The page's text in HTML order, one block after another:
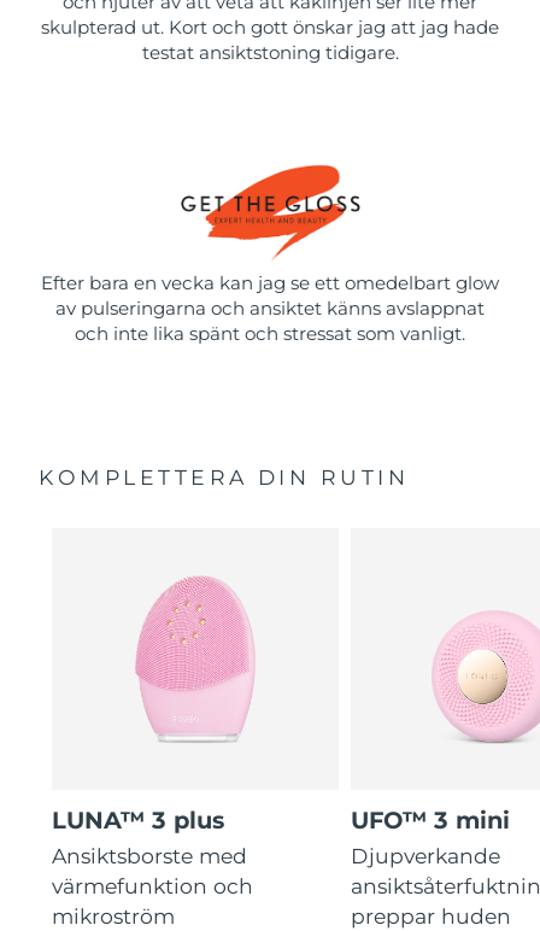
skulpterad ut. Kort och gott önskar jag att jag hade
testat ansiktstoning tidigare.
Efter bara en vecka kan jag se ett omedelbart glow
av pulseringarna och ansiktet känns avslappnat
och inte lika spänt och stressat som vanligt.
KOMPLETTERA DIN RUTIN
LUNA™ 3 plus
Ansiktsborste med
värmefunktion och
mikroström
UFO™ 3 mini
Djupverkande
preppar huden